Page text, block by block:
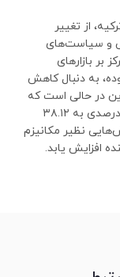
از تغییر
و سیاست‌های
بر بازارهای
به دنبال کاهش
در حالی است که
تولید فولاد این کشور در سال ۲۰۲۵ با رشد ۳.۳ درصدی به ۳۸.۱۲
نظیر مکانیزم